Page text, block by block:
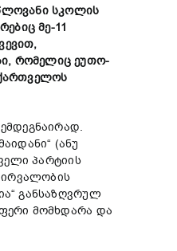
სკოლის
მე-11
,
, რომელიც ეუთო-
(ანუ
პარტიის
განსაზღვრულ
მომხდარა და